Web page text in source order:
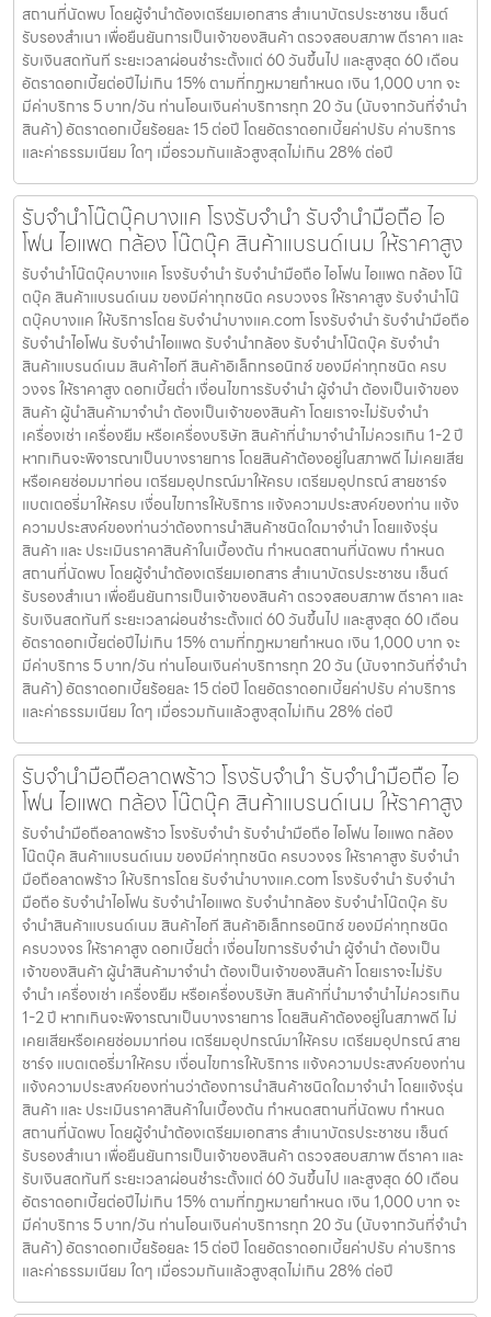
สถานที่นัดพบ โดยผู้จำนำต้องเตรียมเอกสาร สำเนาบัตรประชาชน เซ็นต์
รับรองสำเนา เพื่อยืนยันการเป็นเจ้าของสินค้า ตรวจสอบสภาพ ตีราคา และ
รับเงินสดทันที ระยะเวลาผ่อนชำระตั้งแต่ 60 วันขึ้นไป และสูงสุด 60 เดือน
อัตราดอกเบี้ยต่อปีไม่เกิน 15% ตามที่กฏหมายกำหนด เงิน 1,000 บาท จะ
มีค่าบริการ 5 บาท/วัน ท่านโอนเงินค่าบริการทุก 20 วัน (นับจากวันที่จำนำ
สินค้า) อัตราดอกเบี้ยร้อยละ 15 ต่อปี โดยอัตราดอกเบี้ยค่าปรับ ค่าบริการ
และค่าธรรมเนียม ใดๆ เมื่อรวมกันแล้วสูงสุดไม่เกิน 28% ต่อปี
รับจำนำโน๊ตบุ๊คบางแค โรงรับจำนำ รับจำนำมือถือ ไอ
โฟน ไอแพด กล้อง โน๊ตบุ๊ค สินค้าแบรนด์เนม ให้ราคาสูง
รับจำนำโน๊ตบุ๊คบางแค โรงรับจำนำ รับจำนำมือถือ ไอโฟน ไอแพด กล้อง โน๊
ตบุ๊ค สินค้าแบรนด์เนม ของมีค่าทุกชนิด ครบวงจร ให้ราคาสูง รับจำนำโน๊
ตบุ๊คบางแค ให้บริการโดย รับจํานําบางแค.com โรงรับจำนำ รับจำนำมือถือ
รับจำนำไอโฟน รับจำนำไอแพด รับจำนำกล้อง รับจำนำโน๊ตบุ๊ค รับจำนำ
สินค้าแบรนด์เนม สินค้าไอที สินค้าอิเล็กทรอนิกซ์ ของมีค่าทุกชนิด ครบ
วงจร ให้ราคาสูง ดอกเบี้ยต่ำ เงื่อนไขการรับจำนำ ผู้จำนำ ต้องเป็นเจ้าของ
สินค้า ผู้นำสินค้ามาจำนำ ต้องเป็นเจ้าของสินค้า โดยเราจะไม่รับจำนำ
เครื่องเช่า เครื่องยืม หรือเครื่องบริษัท สินค้าที่นำมาจำนำไม่ควรเกิน 1-2 ปี
หากเกินจะพิจารณาเป็นบางรายการ โดยสินค้าต้องอยู่ในสภาพดี ไม่เคยเสีย
หรือเคยซ่อมมาก่อน เตรียมอุปกรณ์มาให้ครบ เตรียมอุปกรณ์ สายชาร์จ
แบตเตอรี่มาให้ครบ เงื่อนไขการให้บริการ แจ้งความประสงค์ของท่าน แจ้ง
ความประสงค์ของท่านว่าต้องการนำสินค้าชนิดใดมาจำนำ โดยแจ้งรุ่น
สินค้า และ ประเมินราคาสินค้าในเบื้องต้น กำหนดสถานที่นัดพบ กำหนด
สถานที่นัดพบ โดยผู้จำนำต้องเตรียมเอกสาร สำเนาบัตรประชาชน เซ็นต์
รับรองสำเนา เพื่อยืนยันการเป็นเจ้าของสินค้า ตรวจสอบสภาพ ตีราคา และ
รับเงินสดทันที ระยะเวลาผ่อนชำระตั้งแต่ 60 วันขึ้นไป และสูงสุด 60 เดือน
อัตราดอกเบี้ยต่อปีไม่เกิน 15% ตามที่กฏหมายกำหนด เงิน 1,000 บาท จะ
มีค่าบริการ 5 บาท/วัน ท่านโอนเงินค่าบริการทุก 20 วัน (นับจากวันที่จำนำ
สินค้า) อัตราดอกเบี้ยร้อยละ 15 ต่อปี โดยอัตราดอกเบี้ยค่าปรับ ค่าบริการ
และค่าธรรมเนียม ใดๆ เมื่อรวมกันแล้วสูงสุดไม่เกิน 28% ต่อปี
รับจำนำมือถือลาดพร้าว โรงรับจำนำ รับจำนำมือถือ ไอ
โฟน ไอแพด กล้อง โน๊ตบุ๊ค สินค้าแบรนด์เนม ให้ราคาสูง
รับจำนำมือถือลาดพร้าว โรงรับจำนำ รับจำนำมือถือ ไอโฟน ไอแพด กล้อง
โน๊ตบุ๊ค สินค้าแบรนด์เนม ของมีค่าทุกชนิด ครบวงจร ให้ราคาสูง รับจำนำ
มือถือลาดพร้าว ให้บริการโดย รับจํานําบางแค.com โรงรับจำนำ รับจำนำ
มือถือ รับจำนำไอโฟน รับจำนำไอแพด รับจำนำกล้อง รับจำนำโน๊ตบุ๊ค รับ
จำนำสินค้าแบรนด์เนม สินค้าไอที สินค้าอิเล็กทรอนิกซ์ ของมีค่าทุกชนิด
ครบวงจร ให้ราคาสูง ดอกเบี้ยต่ำ เงื่อนไขการรับจำนำ ผู้จำนำ ต้องเป็น
เจ้าของสินค้า ผู้นำสินค้ามาจำนำ ต้องเป็นเจ้าของสินค้า โดยเราจะไม่รับ
จำนำ เครื่องเช่า เครื่องยืม หรือเครื่องบริษัท สินค้าที่นำมาจำนำไม่ควรเกิน
1-2 ปี หากเกินจะพิจารณาเป็นบางรายการ โดยสินค้าต้องอยู่ในสภาพดี ไม่
เคยเสียหรือเคยซ่อมมาก่อน เตรียมอุปกรณ์มาให้ครบ เตรียมอุปกรณ์ สาย
ชาร์จ แบตเตอรี่มาให้ครบ เงื่อนไขการให้บริการ แจ้งความประสงค์ของท่าน
แจ้งความประสงค์ของท่านว่าต้องการนำสินค้าชนิดใดมาจำนำ โดยแจ้งรุ่น
สินค้า และ ประเมินราคาสินค้าในเบื้องต้น กำหนดสถานที่นัดพบ กำหนด
สถานที่นัดพบ โดยผู้จำนำต้องเตรียมเอกสาร สำเนาบัตรประชาชน เซ็นต์
รับรองสำเนา เพื่อยืนยันการเป็นเจ้าของสินค้า ตรวจสอบสภาพ ตีราคา และ
รับเงินสดทันที ระยะเวลาผ่อนชำระตั้งแต่ 60 วันขึ้นไป และสูงสุด 60 เดือน
อัตราดอกเบี้ยต่อปีไม่เกิน 15% ตามที่กฏหมายกำหนด เงิน 1,000 บาท จะ
มีค่าบริการ 5 บาท/วัน ท่านโอนเงินค่าบริการทุก 20 วัน (นับจากวันที่จำนำ
สินค้า) อัตราดอกเบี้ยร้อยละ 15 ต่อปี โดยอัตราดอกเบี้ยค่าปรับ ค่าบริการ
และค่าธรรมเนียม ใดๆ เมื่อรวมกันแล้วสูงสุดไม่เกิน 28% ต่อปี